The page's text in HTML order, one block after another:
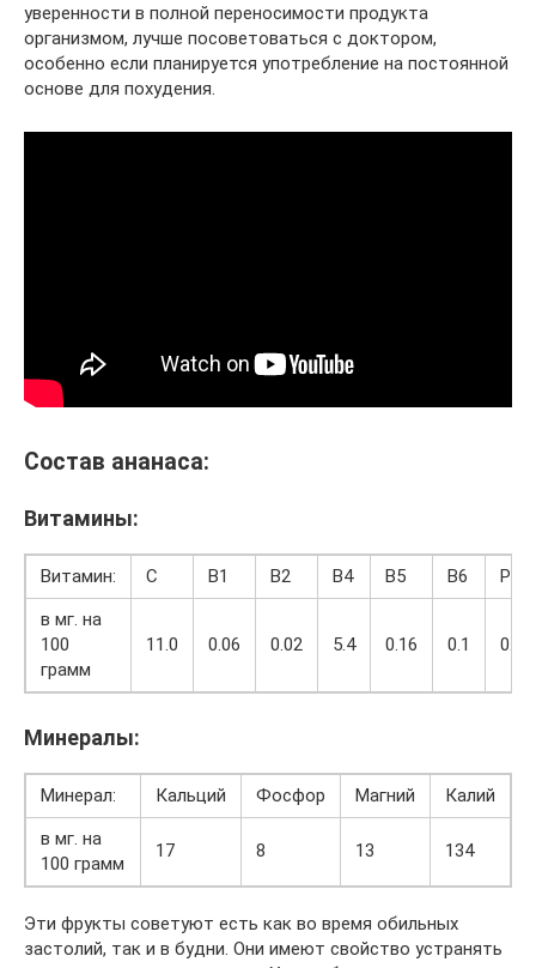
уверенности в полной переносимости продукта
организмом, лучше посоветоваться с доктором,
особенно если планируется употребление на постоянной
основе для похудения.
Состав ананаса:
Витамины:
Витамин: С В1 В2 В4 В5 В6
РР
в мг. на
100
грамм
11.0 0.06 0.02 5.4 0.16 0.1 0.4
Минералы:
Минерал: Кальций Фосфор Магний
Калий
в мг. на
100 грамм
17 8 13 134
Эти фрукты советуют есть как во время обильных
застолий, так и в будни. Они имеют свойство устранять